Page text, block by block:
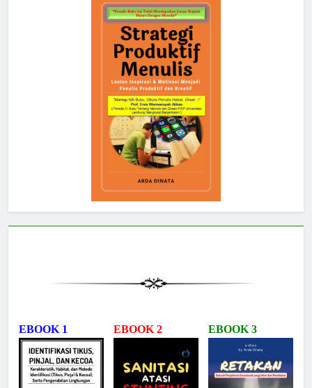
EBOOK 1 EBOOK 2 EBOOK 3